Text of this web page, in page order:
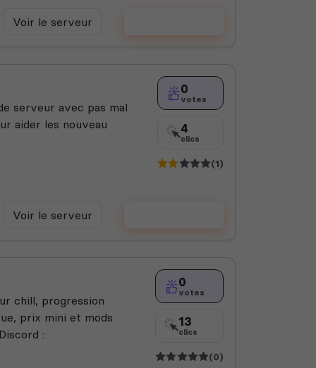
Voir le serveur
serveur avec pas mal
aider les nouveau
0
votes
4
clics
(1)
Voir le serveur
chill, progression
prix mini et mods
:
0
votes
13
clics
(0)